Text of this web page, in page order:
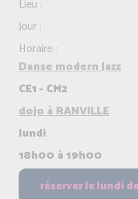
Lieu :
Jour :
Horaire :
Danse modern Jazz
CE1 - CM2
dojo à RANVILLE
lundi
18h00 à 19h00